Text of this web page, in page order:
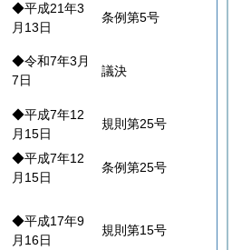
◆平成21年3
月13日
条例第5号
◆令和7年3月
7日
議決
◆平成7年12
月15日
規則第25号
◆平成7年12
月15日
条例第25号
◆平成17年9
月16日
規則第15号